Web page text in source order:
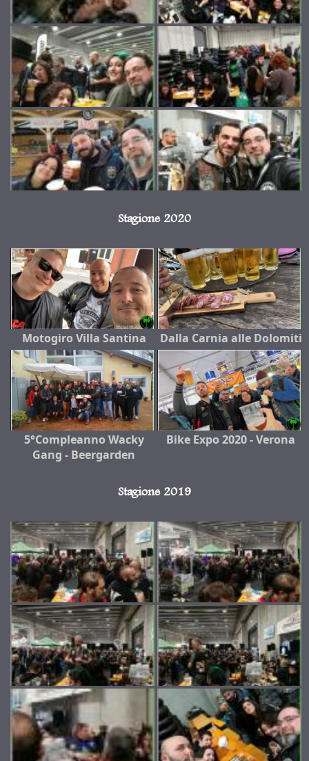
Stagione 2020
Motogiro Villa Santina Dalla Carnia alle Dolomiti
5°Compleanno Wacky
Gang - Beergarden
Bike Expo 2020 - Verona
Stagione 2019